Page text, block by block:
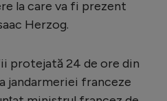
la care va fi prezent
Herzog.
protejată 24 de ore din
jandarmeriei franceze